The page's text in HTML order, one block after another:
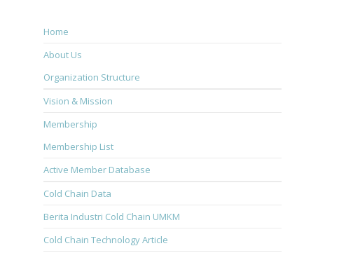
Home
About Us
Organization Structure
Vision & Mission
Membership
Membership List
Active Member Database
Cold Chain Data
Berita Industri Cold Chain UMKM
Cold Chain Technology Article